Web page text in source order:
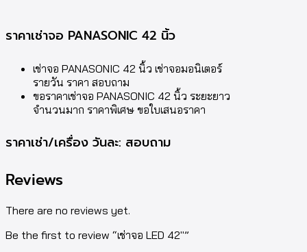
ราคาเช่าจอ PANASONIC 42 นิ้ว
เช่าจอ PANASONIC 42 นิ้ว เช่าจอมอนิเตอร์
รายวัน ราคา สอบถาม
ขอราคาเช่าจอ PANASONIC 42 นิ้ว ระยะยาว
จำนวนมาก ราคาพิเศษ ขอใบเสนอราคา
ราคาเช่า/เครื่อง วันละ: สอบถาม
Reviews
There are no reviews yet.
Be the first to review “เช่าจอ LED 42″”